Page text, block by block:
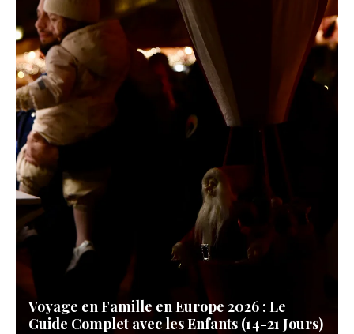
Voyage en Famille en Europe 2026 : Le
Guide Complet avec les Enfants (14-21 Jours)